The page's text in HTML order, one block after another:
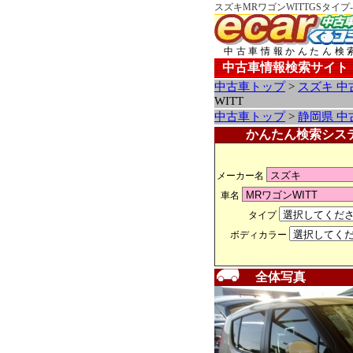
スズキMRワゴンWITTGSタイ
中古車情報かんたん検
中古車情報検索サイト
中古車トップ> スズキ 中
WITT
中古車トップ> 静岡県 中
かんたん検索シス
メーカー名
車名
タイプ
ボディカラー
全体写真